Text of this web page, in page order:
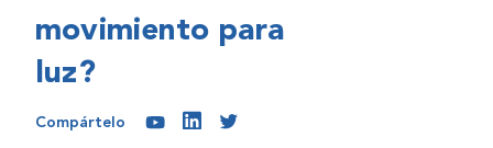
movimiento para
luz?
Compártelo